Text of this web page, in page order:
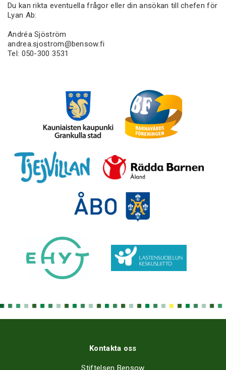
Du kan rikta eventuella frågor eller din ansökan till chefen för
Lyan Ab:
Andréa Sjöström
andrea.sjostrom@bensow.fi
Tel: 050-300 3531
Kontakta oss
Stiftelsen Bensow